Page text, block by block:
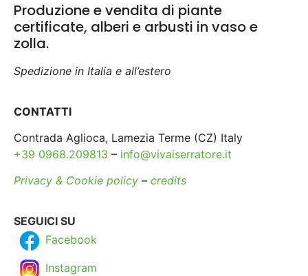
Produzione e vendita di piante
certificate, alberi e arbusti in vaso e
zolla.
Spedizione in Italia e all’estero
CONTATTI
Contrada Aglioca, Lamezia Terme (CZ) Italy
+39 0968.209813 – info@vivaiserratore.it
Privacy & Cookie policy – credits
SEGUICI SU
Facebook
Instagram